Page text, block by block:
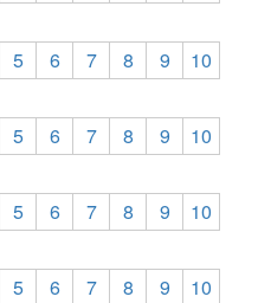
5 6 7 8 9
10
5 6 7 8 9
10
5 6 7 8 9
10
5 6 7 8 9
10